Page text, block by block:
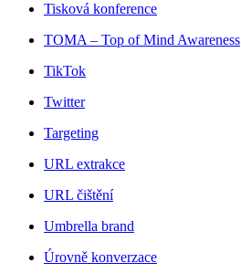
Tisková konference
TOMA – Top of Mind Awareness
TikTok
Twitter
Targeting
URL extrakce
URL čištění
Umbrella brand
Úrovně konverzace